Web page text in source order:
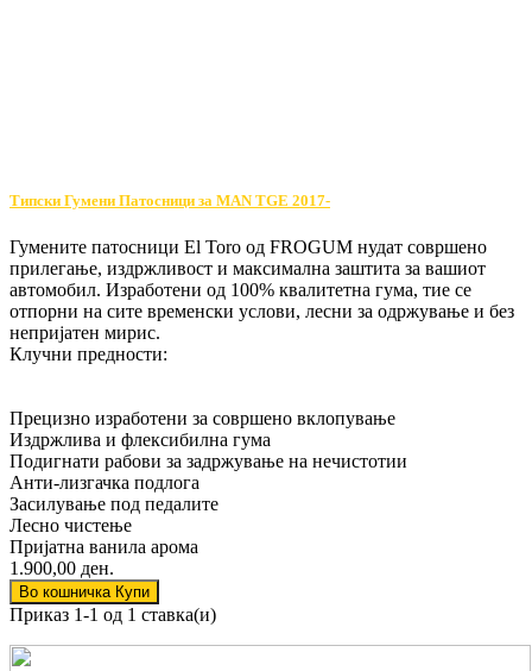
Типски Гумени Патосници за MAN TGE 2017-
Гумените патосници El Toro од FROGUM нудат совршено
прилегање, издржливост и максимална заштита за вашиот
автомобил. Изработени од 100% квалитетна гума, тие се
отпорни на сите временски услови, лесни за одржување и без
непријатен мирис.
Клучни предности:
Прецизно изработени за совршено вклопување
Издржлива и флексибилна гума
Подигнати рабови за задржување на нечистотии
Анти-лизгачка подлога
Засилување под педалите
Лесно чистење
Пријатна ванила арома
1.900,00 ден.
Во кошничка Купи
Приказ 1-1 од 1 ставка(и)